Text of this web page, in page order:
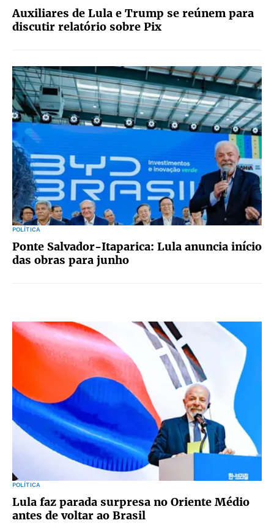
Auxiliares de Lula e Trump se reúnem para
discutir relatório sobre Pix
POLÍTICA
Ponte Salvador-Itaparica: Lula anuncia início
das obras para junho
POLÍTICA
Lula faz parada surpresa no Oriente Médio
antes de voltar ao Brasil